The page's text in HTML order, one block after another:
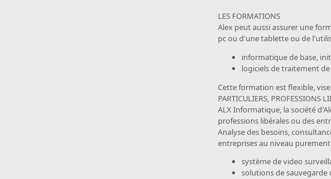
LES FORMATIONS
Alex peut aussi assurer une
pc ou d'une tablette ou de
informatique de base,
logiciels de traitement
Cette formation est flexible,
PARTICULIERS, PROFESSIONS
ALX Informatique, la société
professions libérales ou des
Analyse des besoins,
entreprises au niveau
système de video
solutions de sauvegarde